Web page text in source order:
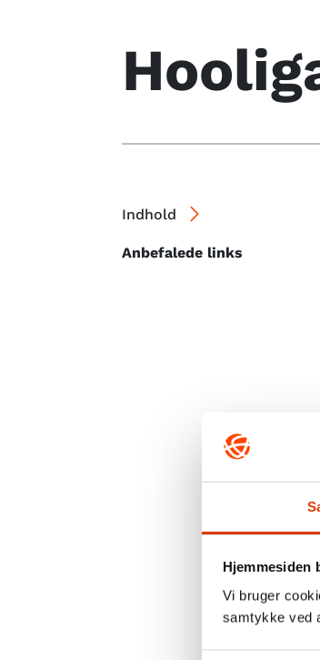
Hjemmesiden
Vi bruger
samtykke ved
Indhold
Anbefalede links